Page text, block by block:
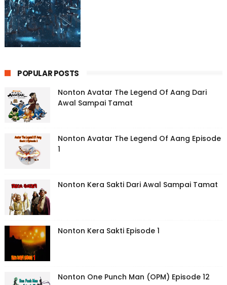
POPULAR POSTS
Nonton Avatar The Legend Of Aang Dari
Awal Sampai Tamat
Nonton Avatar The Legend Of Aang Episode
1
Nonton Kera Sakti Dari Awal Sampai Tamat
Nonton Kera Sakti Episode 1
Nonton One Punch Man (OPM) Episode 12